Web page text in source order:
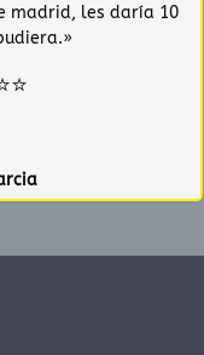
madrid, les daría 10